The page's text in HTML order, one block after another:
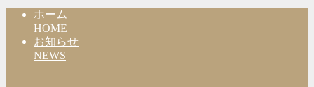
ホーム
HOME
お知らせ
NEWS